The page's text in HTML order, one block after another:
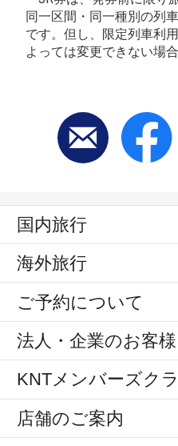
同一区間・同一種別の列
です。但し、限定列車利
よっては変更できない場
国内旅行
海外旅行
ご予約について
法人・企業のお客様
KNTメンバーズク
店舗のご案内